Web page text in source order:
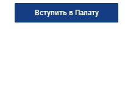
Вступить в Палату